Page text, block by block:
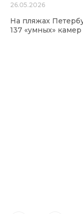
26.05.2026
На пляжах
137 «умных» камер